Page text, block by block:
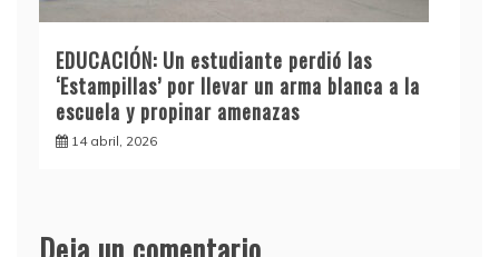
EDUCACIÓN: Un estudiante perdió las
‘Estampillas’ por llevar un arma blanca a la
escuela y propinar amenazas
14 abril, 2026